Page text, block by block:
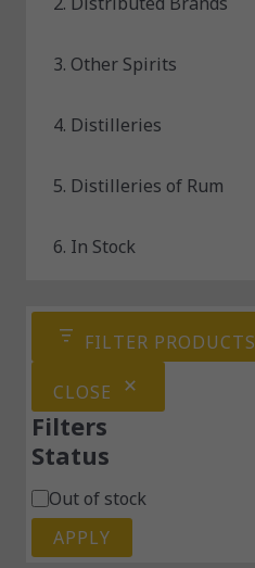
3. Other Spirits
4. Distilleries
5. Distilleries of Rum
6. In Stock
FILTER PRODUCTS
CLOSE
Filters
Status
Out of stock
APPLY